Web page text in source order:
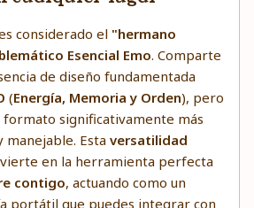
considerado el "hermano
Esencial Emo. Comparte
de diseño fundamentada
(Energía, Memoria y Orden), pero
significativamente más
Esta versatilidad
en la herramienta perfecta
contigo, actuando como un
portátil que puedes integrar con